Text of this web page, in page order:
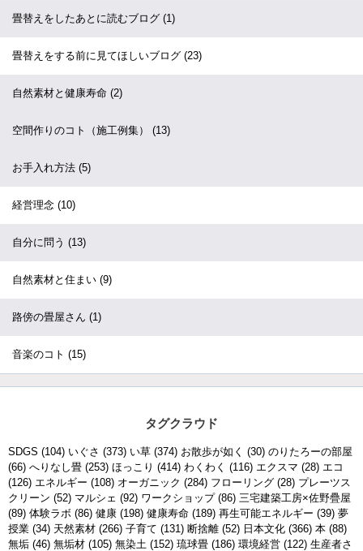
畳替えをしたあとに読むブログ (1)
畳替えをする前に見てほしいブログ (23)
自然素材と健康寿命 (2)
空間作りのコト（施工例集） (13)
お手入れ方法 (5)
経営理念 (10)
自分に問う (13)
自然素材と住まい (9)
路傍の畳屋さん (1)
音楽のコト (15)
タグクラウド
SDGS (104) いぐさ (373) い草 (374) お散歩が如く (30) のりたろーの部屋
(66) へりなし畳 (253) ほっこり (414) わくわく (116) エクスマ (28) エコ
(126) エネルギー (108) オーガニック (284) フローリング (28) プレーツス
クリーン (52) マルシェ (92) ワークショップ(86) 三宅建築工房×佐野疊屋
(89) 体験ラボ (86) 健康 (198) 健康寿命 (189) 再生可能エネルギー (39) 夢
授業 (34) 天然素材 (266) 子育て (131) 断捨離 (52) 日本文化 (366) 本 (88)
無垢 (46) 無垢材 (105) 無染土 (152) 琉球畳 (186) 環境経営 (122) 生産者さ